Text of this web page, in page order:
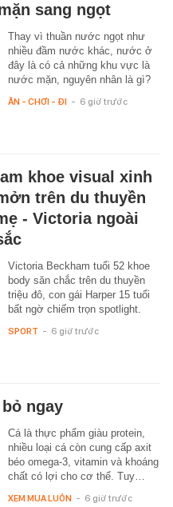
sang ngọt
Thay vì thuần nước ngọt như
nhiều đầm nước khác, nước ở
đây là có cả những khu vực là
nước mặn, nguyên nhân là gì?
ĂN - CHƠI - ĐI - 6 giờ trước
khoe visual xinh
trên du thuyền
- Victoria ngoài
Victoria Beckham tuổi 52 khoe
body săn chắc trên du thuyền
triệu đô, con gái Harper 15 tuổi
bất ngờ chiếm trọn spotlight.
SPORT - 6 giờ trước
ngay
Cá là thực phẩm giàu protein,
nhiều loại cá còn cung cấp axit
béo omega-3, vitamin và khoáng
chất có lợi cho cơ thể. Tuy…
XEM MUA LUÔN - 6 giờ trước